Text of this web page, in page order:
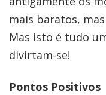
mais baratos,
Mas isto é tudo
divirtam-se!
Pontos Positivos